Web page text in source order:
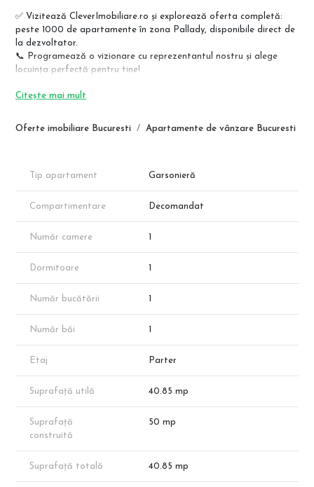
Oferte imobiliare Bucuresti Apartamente de vânzare Bucuresti
✅ Vizitează CleverImobiliare.ro și explorează oferta completă:
peste 1000 de apartamente în zona Pallady, disponibile direct de
la dezvoltator.
📞 Programează o vizionare cu reprezentantul nostru și alege
locuința perfectă pentru tine!
Apartamente premium – Theodor Pallady, lângă metrou Nicolae
comision
la doar câțiva pași de stația de metrou Nicolae Teclu!
✔ Ferestre mari pentru luminozitate naturală
✔ Locuri de parcare subterane
✔ Construcție conform normelor actuale
Pret Avans 50%: 64.000 € + TVA
Finisaje exterioare:
Tencuială decorativă peste sistem termoizolator (polistiren EPS
Balcoane placate cu ceramică + balustrade metalice
Zidărie de cărămidă 30 cm la exterior
Dotări și finisaje interioare:
Pardoseli ceramice: holuri, băi, bucătărie
Parchet laminat 8 mm în camere
Faianță: baie (până la 2,1 m) și bucătărie (60 cm între blaturi)
Ușă metalică la intrare Pinum Blindo/Unison
Lift electric (4-6 persoane)
Citește mai mult
Tip apartament Garsonieră
Compartimentare Decomandat
Număr camere
Dormitoare
Număr bucătării
Număr băi
Etaj Parter
Suprafață utilă 40.85 mp
Suprafață
construită
50 mp
Suprafață totală 40.85 mp